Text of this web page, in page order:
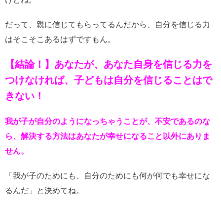
だって、親に信じてもらってるんだから、自分を信じる力
はそこそこあるはずですもん。
【結論！】あなたが、あなた自身を信じる力を
つけなければ、子どもは自分を信じることはで
きない！
我が子が自分のようになっちゃうことが、不安であるのな
ら、解決する方法はあなたが幸せになること以外にありま
せん。
「我が子のためにも、自分のためにも何が何でも幸せにな
るんだ」と決めてね。